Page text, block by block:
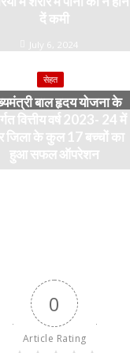
दें कमी
July 6, 2024
सेहत
बाल हृदय योजना के
वित्तीय वर्ष 2023- 24 में
जिला के कुल 17 बच्चों का
हुआ सफल ऑपरेशन
0
Article Rating